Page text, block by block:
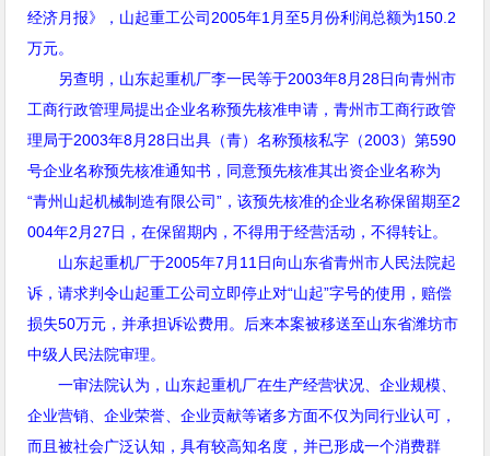
经济月报》，山起重工公司 2005年1 月至5月份利润总额为150.2
万元。
另查明，山东起重机厂李一民等于2003年8月 28日向青州市
工商行政管理局提出企业名称预先核准申请，青州市工商行政管
理局于2003年8月 28日出具（青）名称预核私字（2003）第590
号企业名称预先核准通知书，同意预先核准其出资企业名称为
“青州山起机械制造有限公司” ，该预先核准的企业名称保留期至2
004年2 月 27日，在保留期内，不得用于经营活动，不得转让。
山东起重机厂于2005年7 月 11 日向山东省青州市人民法院起
诉，请求判令山起重工公司立即停止对“山起”字号的使用，赔偿
损失50万元，并承担诉讼费用。后来本案被移送至山东省潍坊市
中级人民法院审理。
一审法院认为，山东起重机厂在生产经营状况、企业规模、
企业营销、企业荣誉、企业贡献等诸多方面不仅为同行业认可，
而且被社会广泛认知，具有较高知名度，并已形成一个消费群